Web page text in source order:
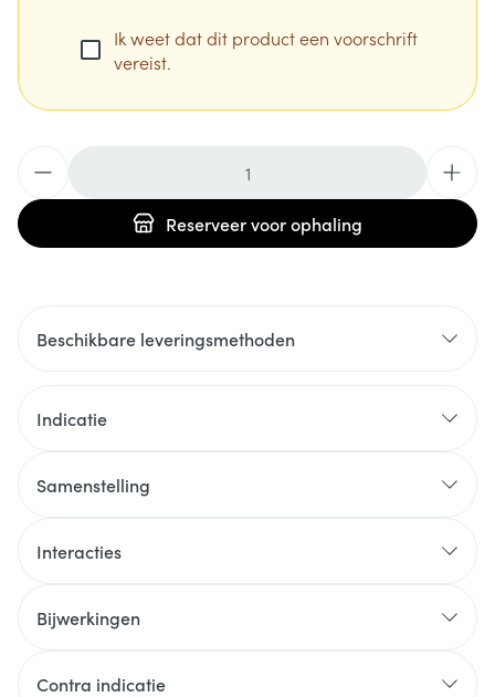
Ik weet dat dit product een voorschrift
vereist.
Reserveervoor ophaling
Beschikbare leveringsmethoden
Indicatie
Samenstelling
Interacties
Bijwerkingen
Contra indicatie